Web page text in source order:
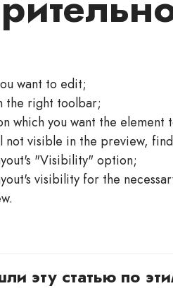
want to edit;
the right toolbar;
which you want the element
not visible in the preview,
"Visibility" option;
visibility for the
эту статью по